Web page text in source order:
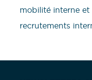
mobilité interne et
recrutements